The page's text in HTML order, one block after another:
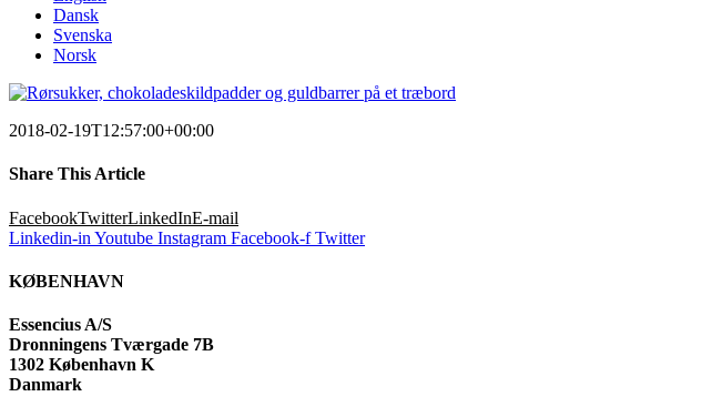
Dansk
Svenska
Norsk
2018-02-19T12:57:00+00:00
Share This Article
FacebookTwitterLinkedInE-mail
Linkedin-in Youtube Instagram Facebook-f Twitter
KØBENHAVN
Essencius A/S
Dronningens Tværgade 7B
1302 København K
Danmark